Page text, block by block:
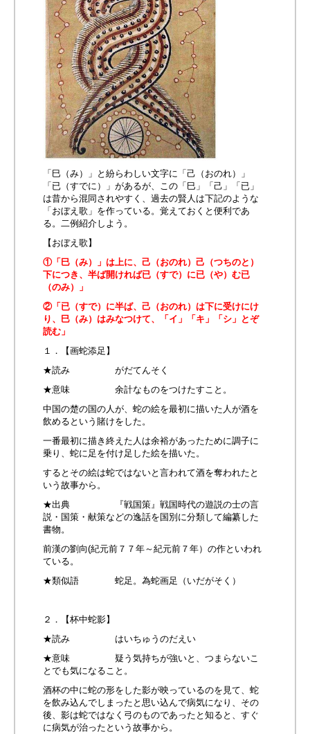
「巳（み）」と紛らわしい文字に「己（おのれ）」
「已（すでに）」があるが、この「巳」「己」「已」
は昔から混同されやすく、過去の賢人は下記のような
「おぼえ歌」を作っている。覚えておくと便利であ
る。二例紹介しよう。
【おぼえ歌】
①「巳（み）」は上に、己（おのれ）己（つちのと）
下につき、半ば開ければ已（すで）に已（や）む已
（のみ）」
②「已（すで）に半ば、己（おのれ）は下に受けにけ
り、巳（み）はみなつけて、「イ」「キ」「シ」とぞ
読む」
１．【画蛇添足】
★読み がだてんそく
★意味 余計なものをつけたすこと。
中国の楚の国の人が、蛇の絵を最初に描いた人が酒を
飲めるという賭けをした。
一番最初に描き終えた人は余裕があったために調子に
乗り、蛇に足を付け足した絵を描いた。
するとその絵は蛇ではないと言われて酒を奪われたと
いう故事から。
★出典 『戦国策』戦国時代の遊説の士の言
説・国策・献策などの逸話を国別に分類して編纂した
書物。
前漢の劉向(紀元前７７年～紀元前７年）の作といわれ
ている。
★類似語 蛇足。為蛇画足（いだがそく）
２．【杯中蛇影】
★読み はいちゅうのだえい
★意味 疑う気持ちが強いと、つまらないこ
とでも気になること。
酒杯の中に蛇の形をした影が映っているのを見て、蛇
を飲み込んでしまったと思い込んで病気になり、その
後、影は蛇ではなく弓のものであったと知ると、すぐ
に病気が治ったという故事から。